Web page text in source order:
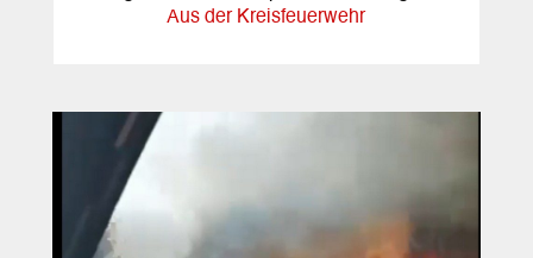
Aus der Kreisfeuerwehr